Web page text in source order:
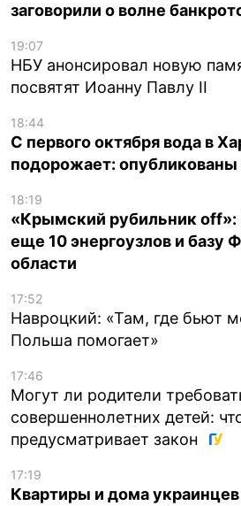
заговорили о волне
19:07
НБУ анонсировал новую
посвятят Иоанну Павлу II
18:44
С первого октября вода в
подорожает:
18:19
«Крымский рубильник off»:
еще 10 энергоузлов и базу
области
17:52
Навроцкий: «Там, где бьют
Польша помогает»
17:46
Могут ли родители
совершеннолетних детей:
предусматривает закон
17:19
Квартиры и дома